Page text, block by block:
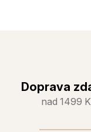
Doprava
nad 1499